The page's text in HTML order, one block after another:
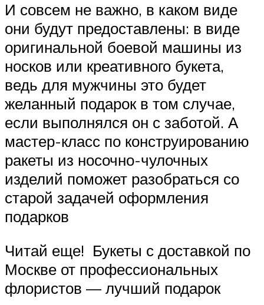
И совсем не важно, в каком виде
они будут предоставлены: в виде
оригинальной боевой машины из
носков или креативного букета,
ведь для мужчины это будет
желанный подарок в том случае,
если выполнялся он с заботой. А
мастер-класс по конструированию
ракеты из носочно-чулочных
изделий поможет разобраться со
старой задачей оформления
подарков
Читай еще! Букеты с доставкой по
Москве от профессиональных
флористов — лучший подарок